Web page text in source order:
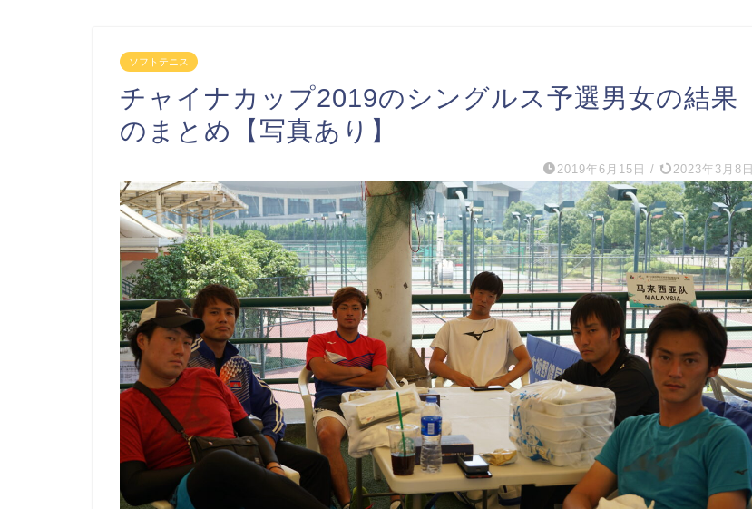
ソフトテニス
チャイナカップ2019のシングルス予選男女の結果
のまとめ【写真あり】
2019年6月15日 / 2023年3月8日